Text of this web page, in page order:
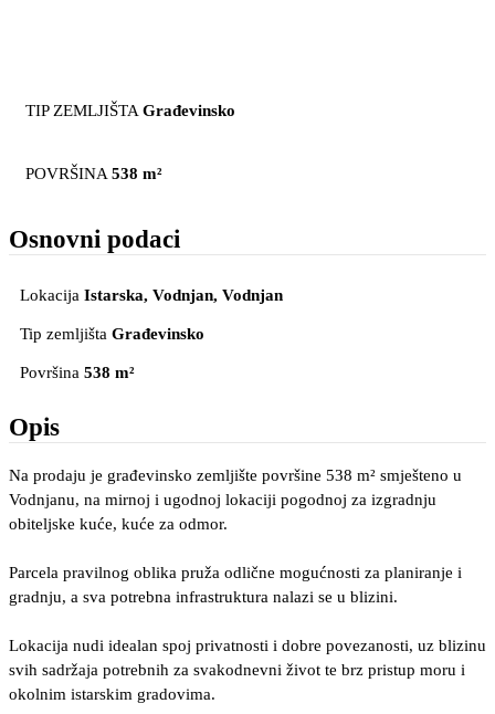
TIP ZEMLJIŠTA Građevinsko
POVRŠINA 538 m²
Osnovni podaci
Lokacija Istarska, Vodnjan, Vodnjan
Tip zemljišta Građevinsko
Površina 538 m²
Opis
Na prodaju je građevinsko zemljište površine 538 m² smješteno u
Vodnjanu, na mirnoj i ugodnoj lokaciji pogodnoj za izgradnju
obiteljske kuće, kuće za odmor.
Parcela pravilnog oblika pruža odlične mogućnosti za planiranje i
gradnju, a sva potrebna infrastruktura nalazi se u blizini.
Lokacija nudi idealan spoj privatnosti i dobre povezanosti, uz blizinu
svih sadržaja potrebnih za svakodnevni život te brz pristup moru i
okolnim istarskim gradovima.